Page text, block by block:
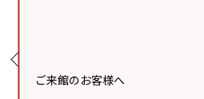
ご来館のお客様へ